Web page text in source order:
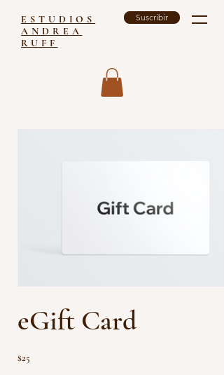
ESTUDIOS
ANDREA
RUFF
Suscribir
eGift Card
$25